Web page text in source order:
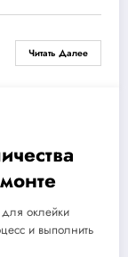
Читать Далее
для оклейки
и выполнить